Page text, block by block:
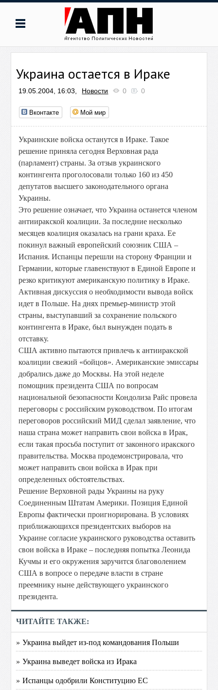
Украина остается в Ираке
19.05.2004, 16:03, Новости 0 0
Вконтакте Мой мир
Украинские войска останутся в Ираке. Такое
решение приняла сегодня Верховная рада
(парламент) страны. За отзыв украинского
контингента проголосовали только 160 из 450
депутатов высшего законодательного органа
Украины.
Это решение означает, что Украина останется членом
антииракской коалиции. За последние несколько
месяцев коалиция оказалась на грани краха. Ее
покинул важный европейский союзник США –
Испания. Испанцы перешли на сторону Франции и
Германии, которые главенствуют в Единой Европе и
резко критикуют американскую политику в Ираке.
Активная дискуссия о необходимости вывода войск
идет в Польше. На днях премьер-министр этой
страны, выступавший за сохранение польского
контингента в Ираке, был вынужден подать в
отставку.
США активно пытаются привлечь к антииракской
коалиции свежий «бойцов». Американские эмиссары
добрались даже до Москвы. На этой неделе
помощник президента США по вопросам
национальной безопасности Кондолиза Райс провела
переговоры с российским руководством. По итогам
переговоров российский МИД сделал заявление, что
наша страна может направить свои войска в Ирак,
если такая просьба поступит от законного иракского
правительства. Москва продемонстрировала, что
может направить свои войска в Ирак при
определенных обстоятельствах.
Решение Верховной рады Украины на руку
Соединенным Штатам Америки. Позиция Единой
Европы фактически проигнорирована. В условиях
приближающихся президентских выборов на
Украине согласие украинского руководства оставить
свои войска в Ираке – последняя попытка Леонида
Кучмы и его окружения заручится благоволением
США в вопросе о передаче власти в стране
преемнику ныне действующего украинского
президента.
ЧИТАЙТЕ ТАКЖЕ:
» Украина выйдет из-под командования Польши
» Украина выведет войска из Ирака
» Испанцы одобрили Конституцию ЕС